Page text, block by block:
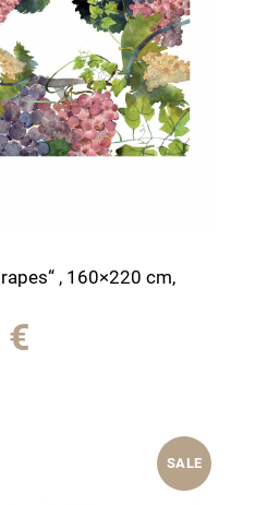
, 160×220 cm,
€
SALE